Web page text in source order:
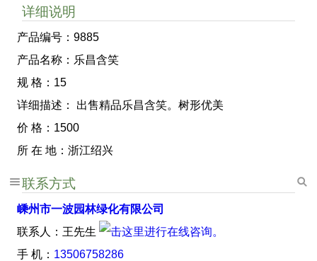
详细说明
产品编号：9885
产品名称：乐昌含笑
规 格：15
详细描述： 出售精品乐昌含笑。树形优美
价 格：1500
所 在 地：浙江绍兴
联系方式
嵊州市一波园林绿化有限公司
联系人：王先生
手 机： 13506758286